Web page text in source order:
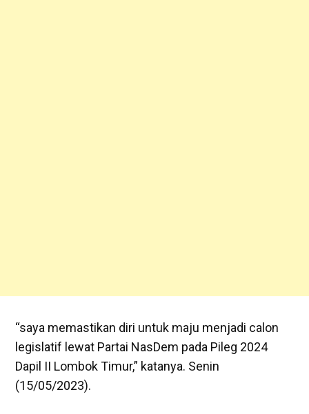
“saya memastikan diri untuk maju menjadi calon
legislatif lewat Partai NasDem pada Pileg 2024
Dapil II Lombok Timur,” katanya. Senin
(15/05/2023).